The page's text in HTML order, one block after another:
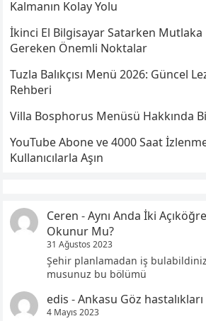
Kalmanın Kolay Yolu
İkinci El Bilgisayar Satarken
Gereken Önemli Noktalar
Tuzla Balıkçısı Menü 2026: Güncel
Rehberi
Villa Bosphorus Menüsü Hakkında
YouTube Abone ve 4000 Saat
Kullanıcılarla Aşın
Ceren -Aynı Anda İki
Okunur Mu?
31 Ağustos 2023
Şehir planlamadan iş
musunuz bu bölümü
edis -Ankasu Göz
4 Mayıs 2023